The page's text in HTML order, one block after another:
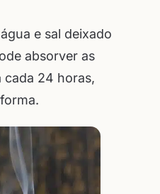
e sal deixado
absorver as
cada 24 horas,